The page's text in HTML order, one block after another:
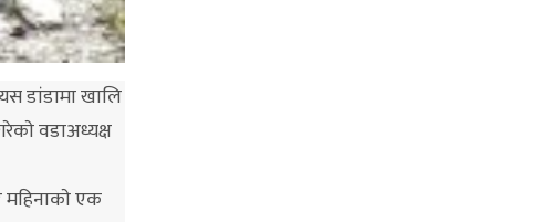
डांडामा खालि
वडाअध्यक्ष
एक